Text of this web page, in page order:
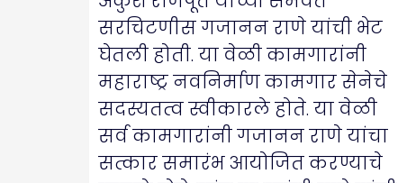
सरचिटणीस गजानन राणे यांची भेट
घेतली होती. या वेळी कामगारांनी
महाराष्ट्र नवनिर्माण कामगार सेनेचे
सदस्यतत्व स्वीकारले होते. या वेळी
सर्व कामगारांनी गजानन राणे यांचा
सत्कार समारंभ आयोजित करण्याचे